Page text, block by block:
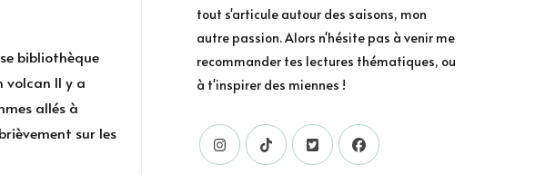
bibliothèque
volcan Il y a
allés à
sur les
tout s'articule autour des saisons, mon
autre passion. Alors n'hésite pas à venir me
recommander tes lectures thématiques, ou
à t'inspirer des miennes !